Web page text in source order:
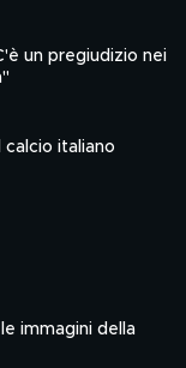
un pregiudizio nei
calcio italiano
immagini della